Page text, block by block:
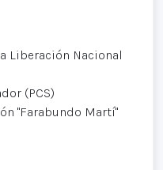
Liberación Nacional
(PCS)
"Farabundo Martí"